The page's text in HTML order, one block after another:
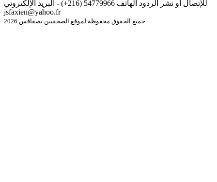
للإتصال أو نشر الردود الهاتف 54779966 (216+) - البريد الإلكتروني
jsfaxien@yahoo.fr
جميع الحقوق محفوظة لموقع الصحفيين بصفاقس 2026